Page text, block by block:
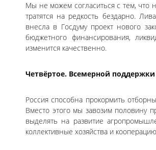
Мы не можем согласиться с тем, что
тратятся на редкость бездарно.
внесла в Госдуму проект нового
бюджетного финансирования,
изменится качественно.
Четвёртое. Всемерной поддержки
Россия способна прокормить
Вместо этого мы завозим половину
выделять на развитие
коллективные хозяйства и